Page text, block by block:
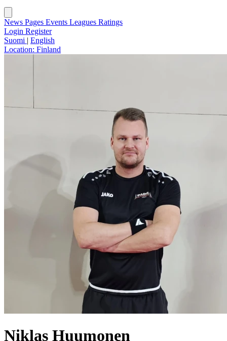
News Pages Events Leagues Ratings
Login Register
Suomi | English
Location: Finland
Niklas Huumonen